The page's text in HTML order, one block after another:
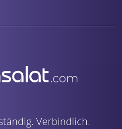
Verbindlich.